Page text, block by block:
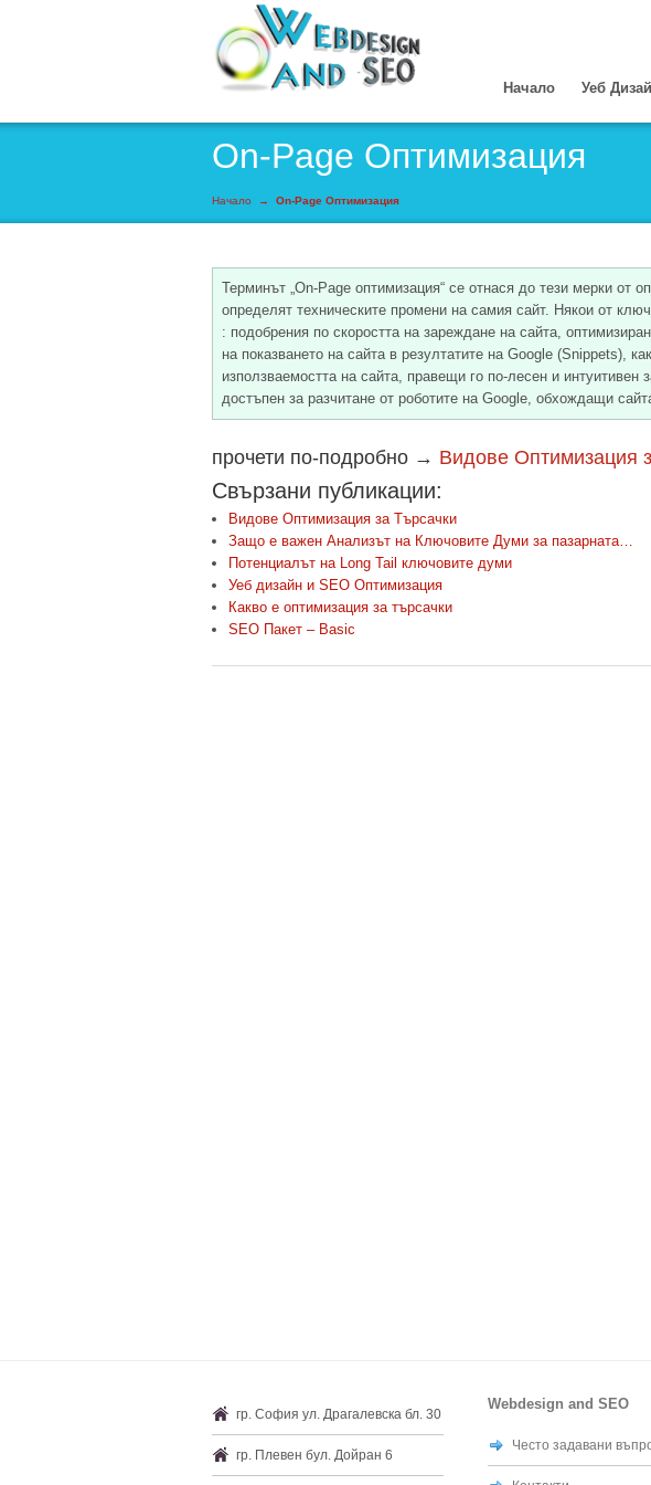
Начало Уеб
On-Page Оптимизация
Начало → On-Page Оптимизация
Терминът „On-Page оптимизация“ се отнася до тези мерки от
определят техническите промени на самия сайт. Някои от
: подобрения по скоростта на зареждане на сайта,
на показването на сайта в резултатите на Google (Snippets),
използваемостта на сайта, правещи го по-лесен и интуитивен
достъпен за разчитане от роботите на Google, обхождащи
прочети по-подробно → Видове Оптимизация
Свързани публикации:
Видове Оптимизация за Търсачки
Защо е важен Анализът на Ключовите Думи за пазарната…
Потенциалът на Long Tail ключовите думи
Уеб дизайн и SEO Оптимизация
Какво е оптимизация за търсачки
SEO Пакет – Basic
гр. София ул. Драгалевска бл. 30
гр. Плевен бул. Дойран 6
Webdesign and SEO
Често задавани